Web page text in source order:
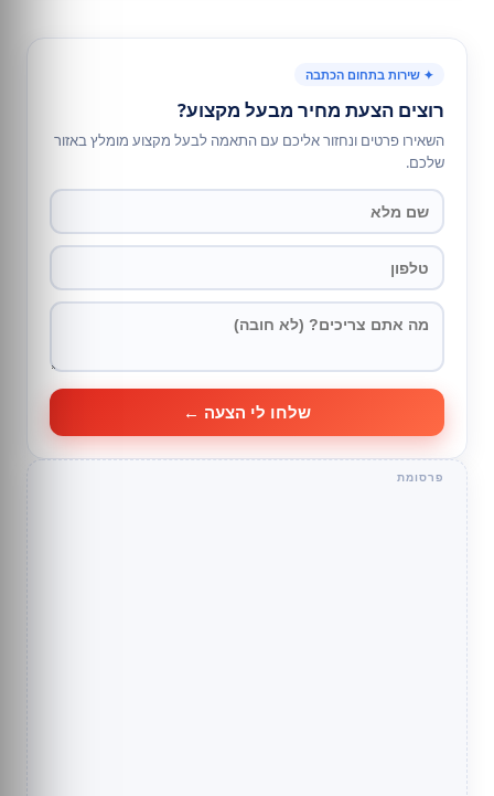
✦ שירות בתחום הכתבה
רוצים הצעת מחיר מבעל מקצוע?
השאירו פרטים ונחזור אליכם עם התאמה לבעל מקצוע מומלץ באזור
שלכם.
שלחו לי הצעה ←